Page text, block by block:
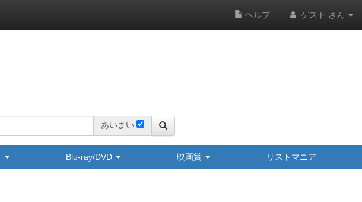
ヘルプ ゲスト さん
あいまい
Blu-ray/DVD 映画賞 リストマニア